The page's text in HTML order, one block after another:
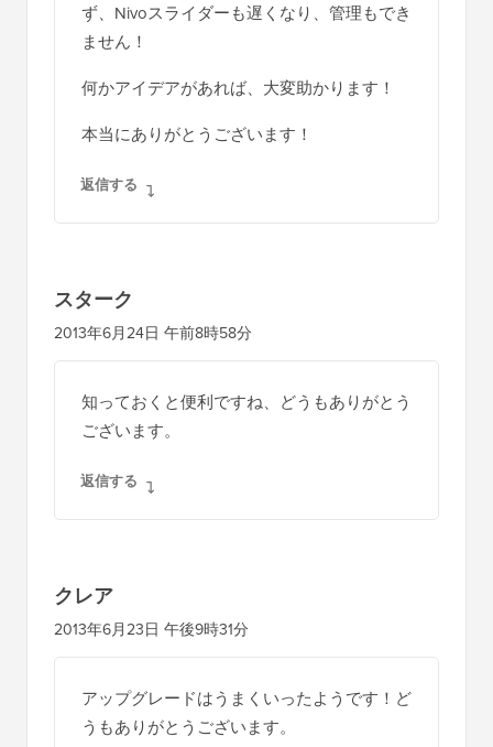
ず、Nivoスライダーも遅くなり、管理もでき
ません！
何かアイデアがあれば、大変助かります！
本当にありがとうございます！
返信する
スターク
2013年6月24日 午前8時58分
知っておくと便利ですね、どうもありがとう
ございます。
返信する
クレア
2013年6月23日 午後9時31分
アップグレードはうまくいったようです！ど
うもありがとうございます。